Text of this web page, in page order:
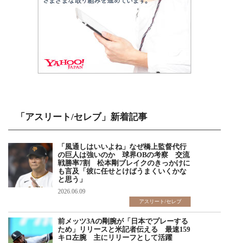
「アスリート/セレブ」新着記事
「風通しはいいよね」なぜ橋上監督代行
の巨人は強いのか 球界OBの考察 交流
戦勝率7割 松本剛ブレイクのきっかけに
も言及「彼に任せとけばうまくいくかな
と思う」
2026.06.09
アスリート/セレブ
前メッツ3Aの剛腕が「日本でプレーする
ため」リリースと米記者伝える 最速159
キロ左腕 主にリリーフとして活躍